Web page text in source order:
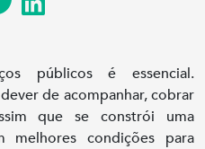
públicos é essencial.
de acompanhar, cobrar
que se constrói uma
melhores condições para